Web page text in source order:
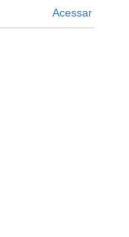
Acessar